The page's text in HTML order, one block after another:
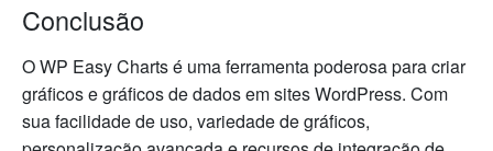
Conclusão
O WP Easy Charts é uma ferramenta poderosa para criar
gráficos e gráficos de dados em sites WordPress. Com
sua facilidade de uso, variedade de gráficos,